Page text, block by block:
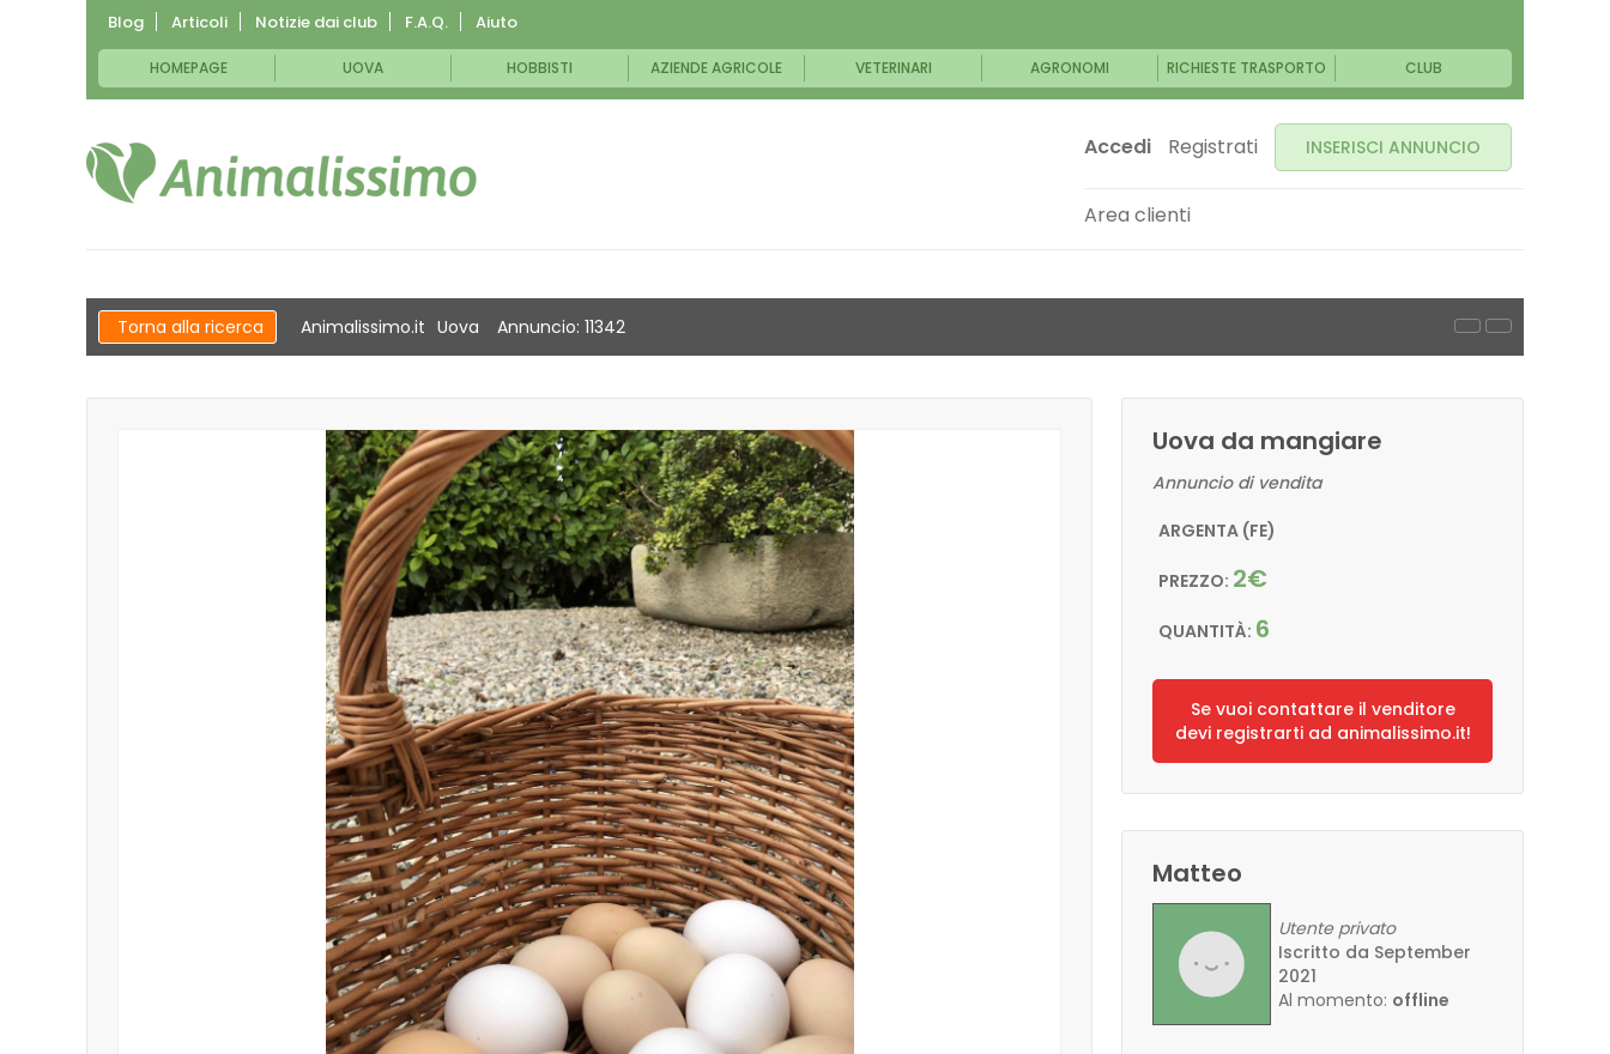
Blog Articoli Notizie dai club F.A.Q. Aiuto
HOMEPAGE UOVA HOBBISTI AZIENDE AGRICOLE VETERINARI AGRONOMI RICHIESTE TRASPORTO CLUB
Accedi Registrati INSERISCI ANNUNCIO
Area clienti
Torna alla ricerca Animalissimo.it Uova Annuncio: 11342
Uova da mangiare
Annuncio di vendita
ARGENTA (FE)
PREZZO: 2€
QUANTITÀ: 6
Se vuoi contattare il venditore
devi registrarti ad animalissimo.it!
Matteo
Utente privato
Iscritto da September
2021
Al momento: offline